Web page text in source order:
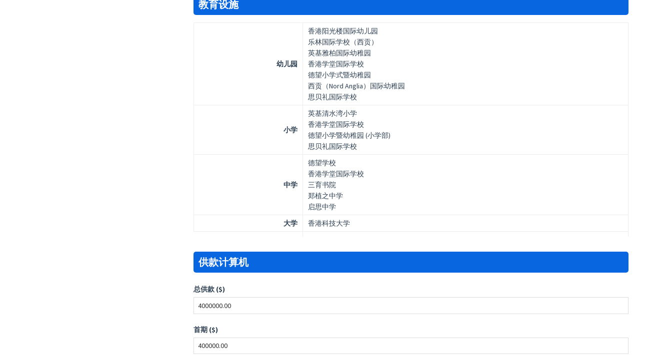
教育设施
幼儿园
香港阳光楼国际幼儿园
乐林国际学校（西贡）
英基雅柏国际幼稚园
香港学堂国际学校
德望小学式暨幼稚园
西贡（Nord Anglia）国际幼稚园
思贝礼国际学校
小学
英基清水湾小学
香港学堂国际学校
德望小学暨幼稚园 (小学部)
思贝礼国际学校
中学
德望学校
香港学堂国际学校
三育书院
郑植之中学
启思中学
大学
香港科技大学
供款计算机
总供款 ($)
首期 ($)